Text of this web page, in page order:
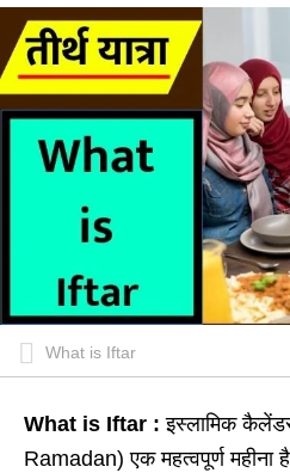
What is Iftar
What is Iftar :इस्लामिक
Ramadan) एक महत्वपूर्ण महीना